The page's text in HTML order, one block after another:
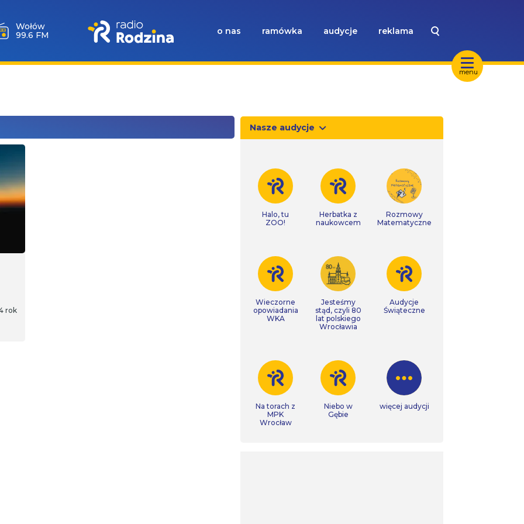
menu
Wołów
99.6 FM
o nas ramówka audycje reklama
rok
Nasze audycje
Halo, tu
ZOO!
Herbatka z
naukowcem
Rozmowy
Matematyczne
Wieczorne
opowiadania
WKA
Jesteśmy
stąd, czyli 80
lat polskiego
Wrocławia
Audycje
Świąteczne
Na torach z
MPK
Wrocław
Niebo w
Gębie
więcej audycji